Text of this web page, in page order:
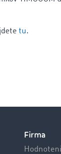
tu.
Firma